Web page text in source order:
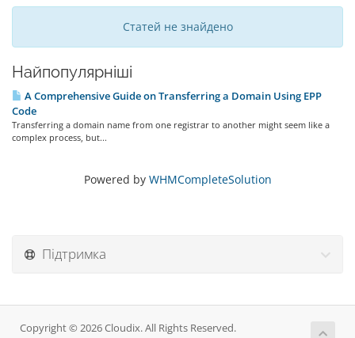
Статей не знайдено
Найпопулярніші
A Comprehensive Guide on Transferring a Domain Using EPP
Code
Transferring a domain name from one registrar to another might seem like a
complex process, but...
Powered by WHMCompleteSolution
Підтримка
Copyright © 2026 Cloudix. All Rights Reserved.